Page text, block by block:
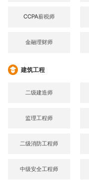
CCPA薪税师
金融理财师
建筑工程
二级建造师
监理工程师
二级消防工程师
中级安全工程师